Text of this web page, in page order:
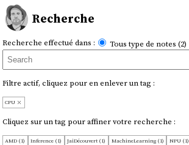
Recherche
Recherche effectué dans : Tous type de notes (2)
Filtre actif, cliquez pour en enlever un tag :
CPU
Cliquez sur un tag pour affiner votre recherche :
AMD (1) Inference (1) JaiDécouvert (1) MachineLearning (1) NPU (1)